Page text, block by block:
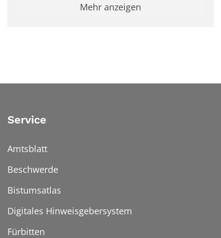
Mehr anzeigen
Service
Amtsblatt
Beschwerde
Bistumsatlas
Digitales Hinweisgebersystem
Fürbitten